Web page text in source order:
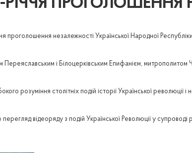
РІЧЧЯ
проголошення незалежності Української Народної
і Білоцерківським Епифанієм, митрополитом
розуміння столітніх подій історії Української революції
відеоряду з подій Української Революції у